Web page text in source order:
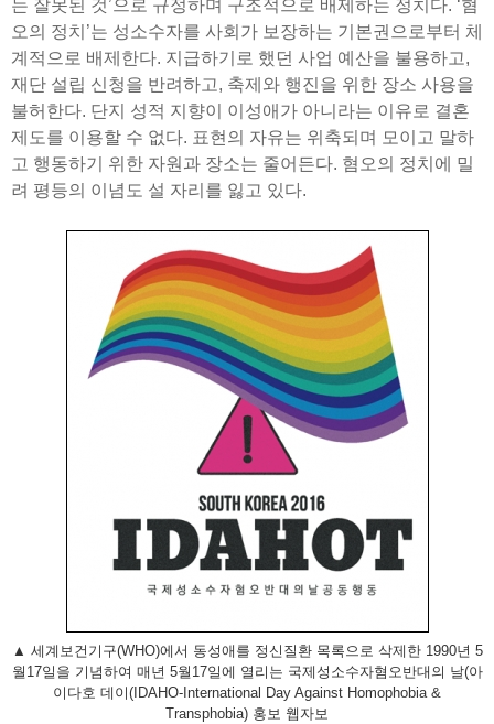
는 잘못된 것’으로 규정하며 구조적으로 배제하는 정치다. ‘혐
오의 정치’는 성소수자를 사회가 보장하는 기본권으로부터 체
계적으로 배제한다. 지급하기로 했던 사업 예산을 불용하고,
재단 설립 신청을 반려하고, 축제와 행진을 위한 장소 사용을
불허한다. 단지 성적 지향이 이성애가 아니라는 이유로 결혼
제도를 이용할 수 없다. 표현의 자유는 위축되며 모이고 말하
고 행동하기 위한 자원과 장소는 줄어든다. 혐오의 정치에 밀
려 평등의 이념도 설 자리를 잃고 있다.
▲ 세계보건기구(WHO)에서 동성애를 정신질환 목록으로 삭제한 1990년 5
월17일을 기념하여 매년 5월17일에 열리는 국제성소수자혐오반대의 날(아
이다호 데이(IDAHO-International Day Against Homophobia &
Transphobia) 홍보 웹자보